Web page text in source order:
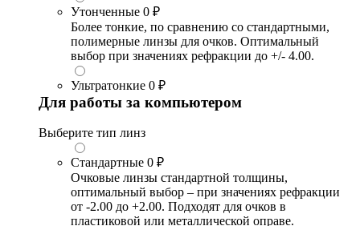
Утонченные 0 ₽
Более тонкие, по сравнению со стандартными,
полимерные линзы для очков. Оптимальный
выбор при значениях рефракции до +/- 4.00.
Ультратонкие 0 ₽
Для работы за компьютером
Выберите тип линз
Стандартные 0 ₽
Очковые линзы стандартной толщины,
оптимальный выбор – при значениях рефракции
от -2.00 до +2.00. Подходят для очков в
пластиковой или металлической оправе.